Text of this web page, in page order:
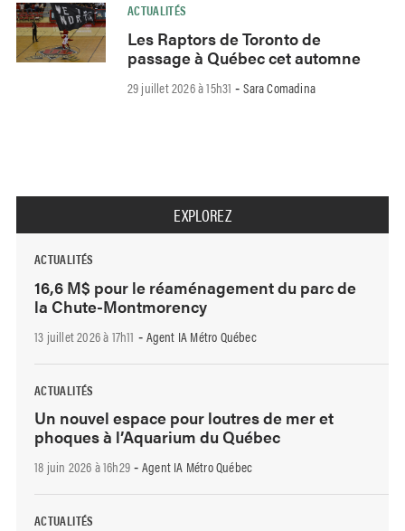
ACTUALITÉS
Les Raptors de Toronto de
passage à Québec cet automne
29 juillet 2026 à 15h31 -Sara Comadina
EXPLOREZ
ACTUALITÉS
16,6 M$ pour le réaménagement du parc de
la Chute-Montmorency
13 juillet 2026 à 17h11 - Agent IA Métro Québec
ACTUALITÉS
Un nouvel espace pour loutres de mer et
phoques à l’Aquarium du Québec
18 juin 2026 à 16h29 - Agent IA Métro Québec
ACTUALITÉS